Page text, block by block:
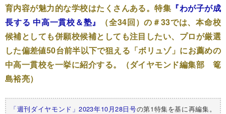
育内容が魅力的な学校はたくさんある。特集 『わが子が成
長する 中高一貫校＆塾』
（全34回）の＃33では、本命校
候補としても併願校候補としても注目したい、プロが厳選
した偏差値50台前半以下で狙える「ボリュゾ」にお薦めの
中高一貫校を一挙に紹介する。（ダイヤモンド編集部 篭
島裕亮）
「週刊ダイヤモンド」2023年10月28日号の第1特集を基に再編集。